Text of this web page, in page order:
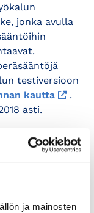
ja mainosten
jonka avulla
testiversioon
kautta
.
asti.